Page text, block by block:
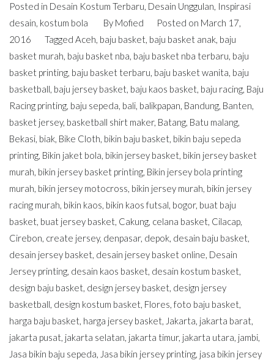
Posted in Desain Kostum Terbaru, Desain Unggulan, Inspirasi
desain, kostum bola By Mofied Posted on March 17,
2016
Tagged Aceh, baju basket, baju basket anak, baju
basket murah, baju basket nba, baju basket nba terbaru, baju
basket printing, baju basket terbaru, baju basket wanita, baju
basketball, baju jersey basket, baju kaos basket, baju racing, Baju
Racing printing, baju sepeda, bali, balikpapan, Bandung, Banten,
basket jersey, basketball shirt maker, Batang, Batu malang,
Bekasi, biak, Bike Cloth, bikin baju basket, bikin baju sepeda
printing, Bikin jaket bola, bikin jersey basket, bikin jersey basket
murah, bikin jersey basket printing, Bikin jersey bola printing
murah, bikin jersey motocross, bikin jersey murah, bikin jersey
racing murah, bikin kaos, bikin kaos futsal, bogor, buat baju
basket, buat jersey basket, Cakung, celana basket, Cilacap,
Cirebon, create jersey, denpasar, depok, desain baju basket,
desain jersey basket, desain jersey basket online, Desain
Jersey printing, desain kaos basket, desain kostum basket,
design baju basket, design jersey basket, design jersey
basketball, design kostum basket, Flores, foto baju basket,
harga baju basket, harga jersey basket, Jakarta, jakarta barat,
jakarta pusat, jakarta selatan, jakarta timur, jakarta utara, jambi,
Jasa bikin baju sepeda, Jasa bikin jersey printing, jasa bikin jersey